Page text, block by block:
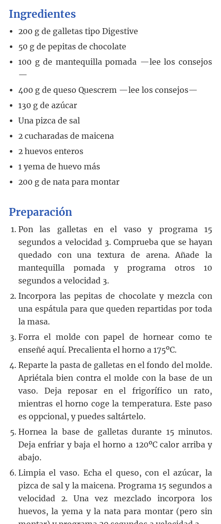
Ingredientes
200 g de galletas tipo Digestive
50 g de pepitas de chocolate
100 g de mantequilla pomada —lee los consejos
—
400 g de queso Quescrem —lee los consejos—
130 g de azúcar
Una pizca de sal
2 cucharadas de maicena
2 huevos enteros
1 yema de huevo más
200 g de nata para montar
Preparación
Pon las galletas en el vaso y programa 15
segundos a velocidad 3. Comprueba que se hayan
quedado con una textura de arena. Añade la
mantequilla pomada y programa otros 10
segundos a velocidad 3.
Incorpora las pepitas de chocolate y mezcla con
una espátula para que queden repartidas por toda
la masa.
Forra el molde con papel de hornear como te
enseñé aquí. Precalienta el horno a 175ºC.
Reparte la pasta de galletas en el fondo del molde.
Apriétala bien contra el molde con la base de un
vaso. Deja reposar en el frigorífico un rato,
mientras el horno coge la temperatura. Este paso
es oppcional, y puedes saltártelo.
Hornea la base de galletas durante 15 minutos.
Deja enfriar y baja el horno a 120ºC calor arriba y
abajo.
Limpia el vaso. Echa el queso, con el azúcar, la
pizca de sal y la maicena. Programa 15 segundos a
velocidad 2. Una vez mezclado incorpora los
huevos, la yema y la nata para montar (pero sin